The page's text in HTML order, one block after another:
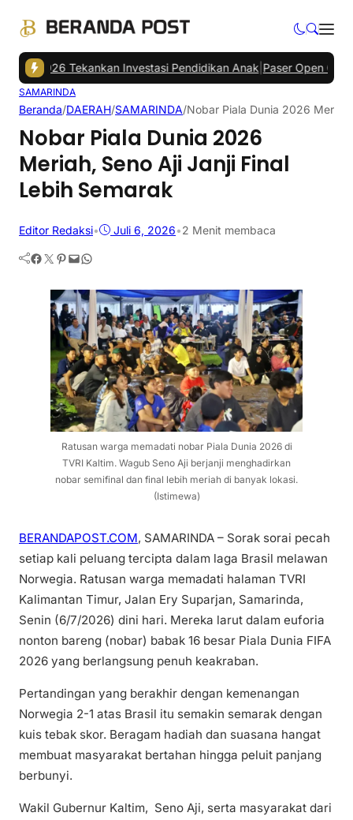
2026 Tekankan Investasi Pendidikan Anak|Paser Open
SAMARINDA
Beranda/DAERAH/SAMARINDA/Nobar Piala Dunia 2026
Nobar Piala Dunia 2026
Meriah, Seno Aji Janji Final
Lebih Semarak
Editor Redaksi• Juli 6, 2026•2 Menit membaca
Facebook Twitter Pinterest Mail WhatsApp
Ratusan warga memadati nobar Piala Dunia 2026 di
TVRI Kaltim. Wagub Seno Aji berjanji menghadirkan
nobar semifinal dan final lebih meriah di banyak lokasi.
(Istimewa)
BERANDAPOST.COM, SAMARINDA – Sorak sorai pecah
setiap kali peluang tercipta dalam laga Brasil melawan
Norwegia. Ratusan warga memadati halaman TVRI
Kalimantan Timur, Jalan Ery Suparjan, Samarinda,
Senin (6/7/2026) dini hari. Mereka larut dalam euforia
nonton bareng (nobar) babak 16 besar Piala Dunia FIFA
2026 yang berlangsung penuh keakraban.
Pertandingan yang berakhir dengan kemenangan
Norwegia 2-1 atas Brasil itu semakin semarak dengan
kuis tebak skor. Beragam hadiah dan suasana hangat
membuat masyarakat bertahan hingga peluit panjang
berbunyi.
Wakil Gubernur Kaltim, Seno Aji, serta masyarakat dari